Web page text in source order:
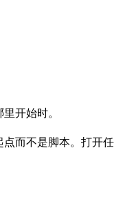
开始时。
点而不是脚本。打开